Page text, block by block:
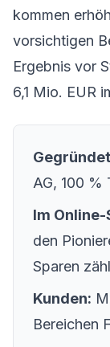
kommen
vorsichtigen
Ergebnis vor
6,1 Mio. EUR
AG, 100 %
Im
den
Sparen
Kunden:
Bereichen